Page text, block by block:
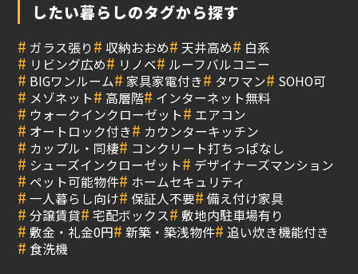
したい暮らしのタグから探す
# ガラス張り# 収納おおめ# 天井高め# 白系
# リビング広め# リノベ# ルーフバルコニー
# BIGワンルーム# 家具家電付き# タワマン# SOHO可
# メゾネット# 高層階# インターネット無料
# ウォークインクローゼット# エアコン
# オートロック付き# カウンターキッチン
# カップル・同棲# コンクリート打ちっぱなし
# シューズインクローゼット# デザイナーズマンション
# ペット可能物件# ホームセキュリティ
# 一人暮らし向け# 保証人不要# 備え付け家具
# 分譲賃貸# 宅配ボックス# 敷地内駐車場有り
# 敷金・礼金0円# 新築・築浅物件# 追い炊き機能付き
# 食洗機